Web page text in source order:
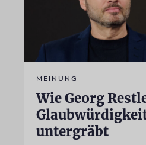
MEINUNG
Wie Georg
Glaubwürdigkeit
untergräbt